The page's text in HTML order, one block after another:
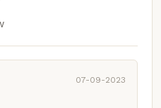
07-09-2023